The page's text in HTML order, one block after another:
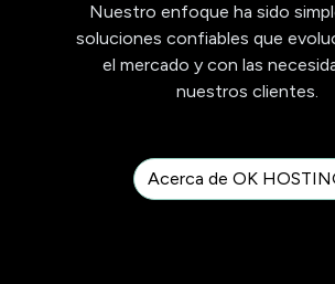
Nuestro enfoque ha sido
soluciones confiables que
el mercado y con las
nuestros clientes.
Acerca de OK